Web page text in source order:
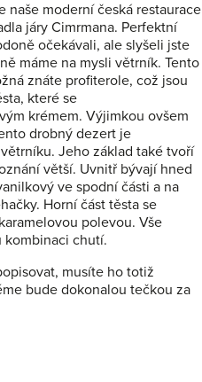
naše moderní česká restaurace
járy Cimrmana. Perfektní
očekávali, ale slyšeli jste
máme na mysli větrník. Tento
znáte profiterole, což jsou
které se
krémem. Výjimkou ovšem
drobný dezert je
Jeho základ také tvoří
větší. Uvnitř bývají hned
ve spodní části a na
Horní část těsta se
polevou. Vše
chutí.
musíte ho totiž
bude dokonalou tečkou za